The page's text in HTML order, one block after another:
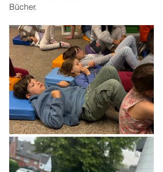
Bücher.